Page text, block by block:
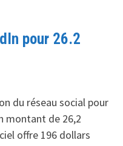
pour 26.2
du réseau social pour
montant de 26,2
offre 196 dollars